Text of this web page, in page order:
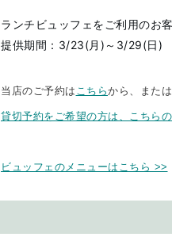
ランチビュッフェをご利用のお
提供期間：3/23(月)～3/29(日)
当店のご予約は こちらから、または
貸切予約をご希望の方は、こちら
ビュッフェのメニューはこちら >>